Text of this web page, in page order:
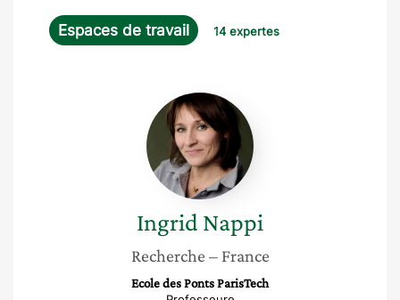
Espaces de travail 14 expertes
Ingrid
Nappi
Ingrid Nappi
Recherche – France
Ecole des Ponts ParisTech